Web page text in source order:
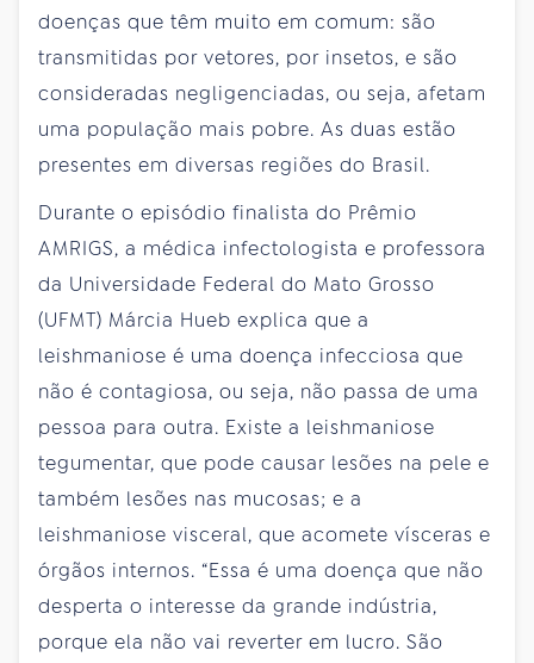
doenças que têm muito em comum: são
transmitidas por vetores, por insetos, e são
consideradas negligenciadas, ou seja, afetam
uma população mais pobre. As duas estão
presentes em diversas regiões do Brasil.
Durante o episódio finalista do Prêmio
AMRIGS, a médica infectologista e professora
da Universidade Federal do Mato Grosso
(UFMT) Márcia Hueb explica que a
leishmaniose é uma doença infecciosa que
não é contagiosa, ou seja, não passa de uma
pessoa para outra. Existe a leishmaniose
tegumentar, que pode causar lesões na pele e
também lesões nas mucosas; e a
leishmaniose visceral, que acomete vísceras e
órgãos internos. “Essa é uma doença que não
desperta o interesse da grande indústria,
porque ela não vai reverter em lucro. São